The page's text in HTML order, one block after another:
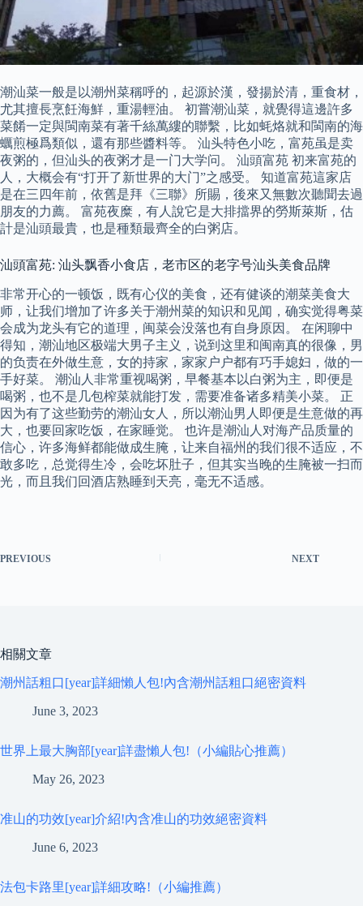
潮汕菜一般是以潮州菜稱呼的，起源於漢，發揚於清，重食材，
尤其擅長烹飪海鮮，重湯輕油。 初嘗潮汕菜，就覺得這邊許多
菜餚一定與閩南菜有著千絲萬縷的聯繫，比如蚝烙就和閩南的海
蠣煎極爲類似，還有那些醬料等。 汕头特色小吃，富苑虽是卖
夜粥的，但汕头的夜粥才是一门大学问。 汕頭富苑 初来富苑的
人，大概会有“打开了新世界的大门”之感受。 知道富苑這家店
是在三四年前，依舊是拜《三聯》所賜，後來又無數次聽聞去過
朋友的力薦。 富苑夜糜，有人說它是大排擋界的勞斯萊斯，估
計是汕頭最貴，也是種類最齊全的白粥店。
汕頭富苑: 汕头飘香小食店，老市区的老字号汕头美食品牌
非常开心的一顿饭，既有心仪的美食，还有健谈的潮菜美食大
师，让我们增加了许多关于潮州菜的知识和见闻，确实觉得粤菜
会成为龙头有它的道理，闽菜会没落也有自身原因。 在闲聊中
得知，潮汕地区极端大男子主义，说到这里和闽南真的很像，男
的负责在外做生意，女的持家，家家户户都有巧手媳妇，做的一
手好菜。 潮汕人非常重视喝粥，早餐基本以白粥为主，即便是
喝粥，也不是几包榨菜就能打发，需要准备诸多精美小菜。 正
因为有了这些勤劳的潮汕女人，所以潮汕男人即便是生意做的再
大，也要回家吃饭，在家睡觉。 也许是潮汕人对海产品质量的
信心，许多海鲜都能做成生腌，让来自福州的我们很不适应，不
敢多吃，总觉得生冷，会吃坏肚子，但其实当晚的生腌被一扫而
光，而且我们回酒店熟睡到天亮，毫无不适感。
PREVIOUS NEXT
相關文章
潮州話粗口[year]詳細懶人包!內含潮州話粗口絕密資料
June 3, 2023
世界上最大胸部[year]詳盡懶人包!（小編貼心推薦）
May 26, 2023
准山的功效[year]介紹!內含准山的功效絕密資料
June 6, 2023
法包卡路里[year]詳細攻略!（小編推薦）